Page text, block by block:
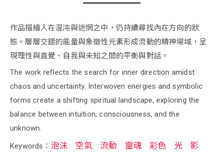
作品描繪人在混沌與迷惘之中，仍持續尋找內在方向的狀
態。層層交錯的能量與象徵性元素形成流動的精神場域，呈
現理性與直覺、自我與未知之間的平衡與對話。
The work reflects the search for inner direction amidst
chaos and uncertainty. Interwoven energies and symbolic
forms create a shifting spiritual landscape, exploring the
balance between intuition, consciousness, and the
unknown.
Keywords： 泡沫 空氣 流動 靈魂 彩色 光
影